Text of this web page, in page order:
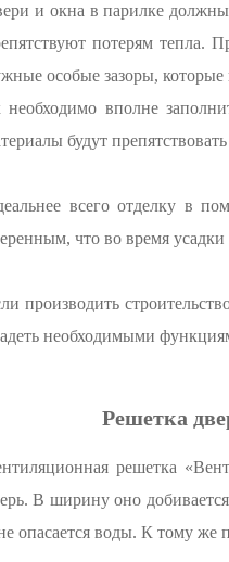
и окна в парилке
потерям тепла.
особые зазоры, которые
необходимо вполне
будут
всего отделку в
что во время
производить
необходимыми
Решетка
решетка
В ширину оно
опасается воды. К тому же